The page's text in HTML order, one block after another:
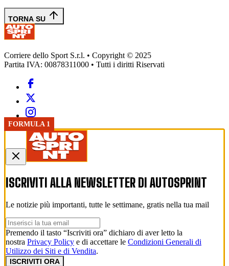
FORMULA 1
FORMULA 1
FORMULA 1
TORNA SU
Corriere dello Sport S.r.l. • Copyright © 2025
Partita IVA: 00878311000 • Tutti i diritti Riservati
ISCRIVITI ALLA NEWSLETTER DI AUTOSPRINT
Le notizie più importanti, tutte le settimane, gratis nella tua mail
Premendo il tasto “Iscriviti ora” dichiaro di aver letto la
nostra Privacy Policy e di accettare le Condizioni Generali di
Utilizzo dei Siti e di Vendita.
ISCRIVITI ORA